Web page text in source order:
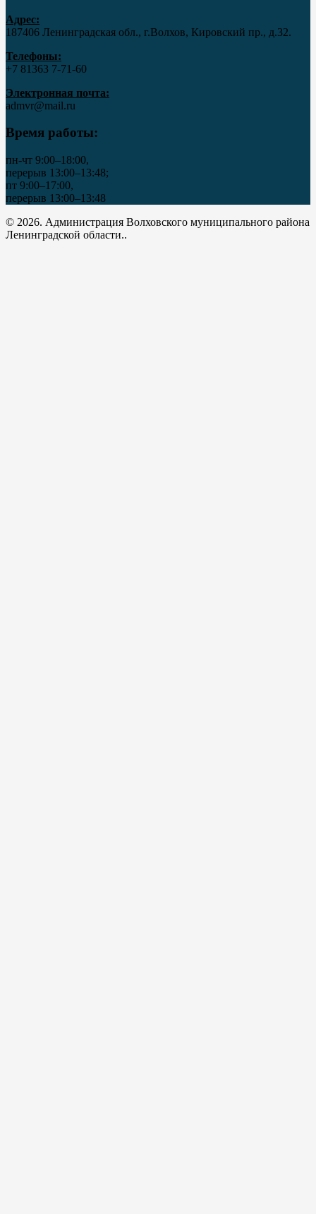
Адрес:
187406 Ленинградская обл., г.Волхов, Кировский пр., д.32.
Телефоны:
+7 81363 7‑71-60
Электронная почта:
admvr@mail.ru
Время работы:
пн-чт 9:00–18:00,
перерыв 13:00–13:48;
пт 9:00–17:00,
перерыв 13:00–13:48
© 2026. Администрация Волховского муниципального района
Ленинградской области..